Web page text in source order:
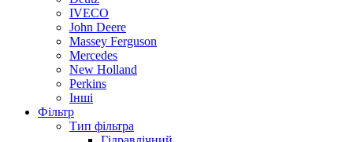
IVECO
John Deere
Massey Ferguson
Mercedes
New Holland
Perkins
Інші
Фільтр
Тип фільтра